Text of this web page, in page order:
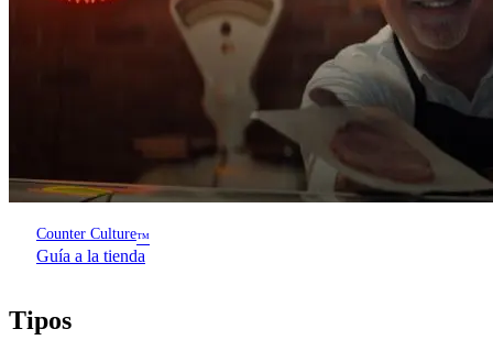
Counter Culture™
Guía a la tienda
Tipos